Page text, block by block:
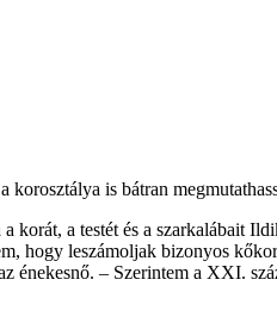
is bátran
korát, a testét és a szarkalábait
hogy leszámoljak bizonyos
énekesnő. – Szerintem a XXI.